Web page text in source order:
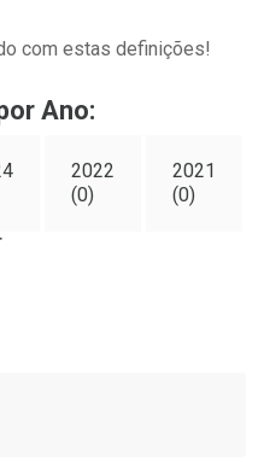
com estas definições!
Ano:
2022
(0)
2021
(0)